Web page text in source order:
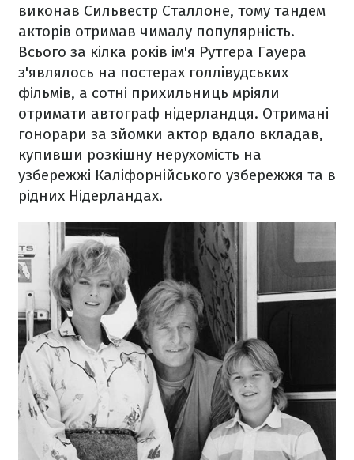
виконав Сильвестр Сталлоне, тому тандем
акторів отримав чималу популярність.
Всього за кілка років ім'я Рутгера Гауера
з'являлось на постерах голлівудських
фільмів, а сотні прихильниць мріяли
отримати автограф нідерландця. Отримані
гонорари за зйомки актор вдало вкладав,
купивши розкішну нерухомість на
узбережжі Каліфорнійського узбережжя та в
рідних Нідерландах.